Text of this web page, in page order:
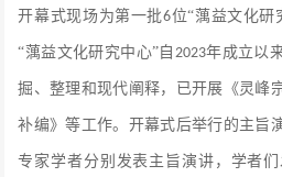
开幕式现场为第一批6位“蕅益文化研
“蕅益文化研究中心”自 2023年成立以
掘、整理和现代阐释，已开展 《灵峰
补编》等工作。开幕式后举行的主旨
专家学者分别发表主旨演讲，学者